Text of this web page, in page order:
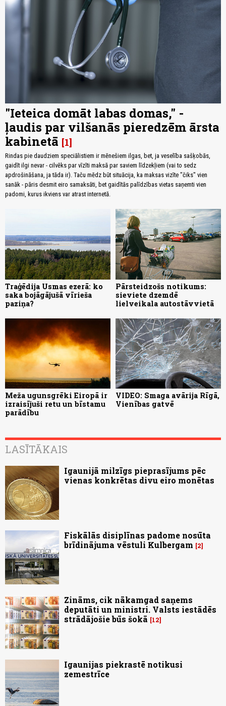
"Ieteica domāt labas domas," -
ļaudis par vilšanās pieredzēm ārsta
kabinetā 1
Rindas pie daudziem speciālistiem ir mēnešiem ilgas, bet, ja veselība sašķobās,
gaidīt ilgi nevar - cilvēks par vīzīti maksā par saviem līdzekļiem (vai to sedz
apdrošināšana, ja tāda ir). Taču mēdz būt situācija, ka maksas vizīte "čiks" vien
sanāk - pāris desmit eiro samaksāti, bet gaidītās palīdzības vietas saņemti vien
padomi, kurus ikviens var atrast internetā.
Traģēdija Usmas ezerā: ko
saka bojāgājušā vīrieša
paziņa?
Pārsteidzošs notikums:
sieviete dzemdē
lielveikala autostāvvietā
Meža ugunsgrēki Eiropā ir
izraisījuši retu un bīstamu
parādību
VIDEO: Smaga avārija Rīgā,
Vienības gatvē
LASĪTĀKAIS
Igaunijā milzīgs pieprasījums pēc
vienas konkrētas divu eiro monētas
Fiskālās disiplīnas padome nosūta
brīdinājuma vēstuli Kulbergam
2
Zināms, cik nākamgad saņems
deputāti un ministri. Valsts iestādēs
strādājošie būs šokā
12
Igaunijas piekrastē notikusi
zemestrīce